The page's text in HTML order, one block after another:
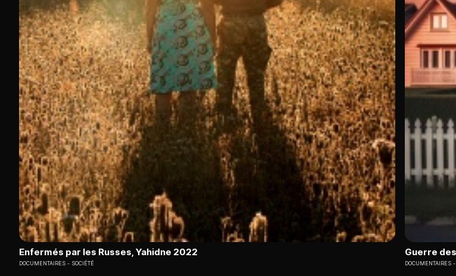
Enfermés par les Russes, Yahidne 2022
DOCUMENTAIRES SOCIÉTÉ
Guerre
DOCUMENTAIRES